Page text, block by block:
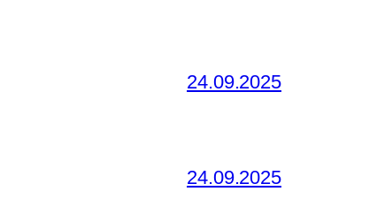
24.09.2025
24.09.2025